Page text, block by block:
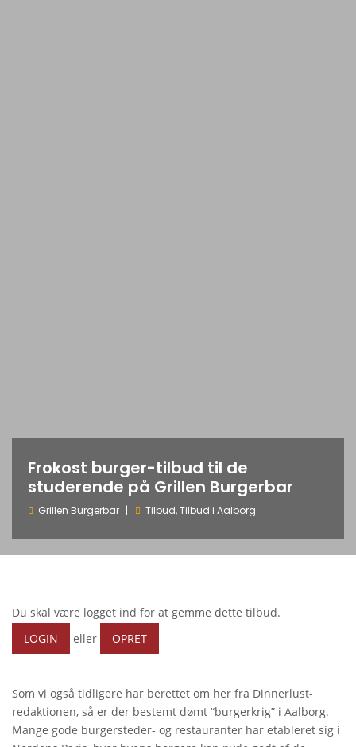
Frokost burger-tilbud til de
studerende på Grillen Burgerbar
Grillen Burgerbar Tilbud,Tilbud i Aalborg
Du skal være logget ind for at gemme dette tilbud.
LOGIN
eller OPRET
Som vi også tidligere har berettet om her fra Dinnerlust-
redaktionen, så er der bestemt dømt “burgerkrig” i Aalborg.
Mange gode burgersteder- og restauranter har etableret sig i